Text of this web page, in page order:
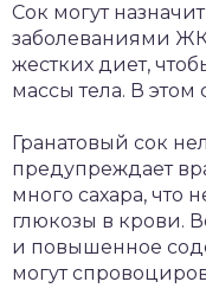
Сок могут
заболеваниями
жестких диет,
массы тела. В этом
Гранатовый сок
предупреждает
много сахара, что
глюкозы в крови.
и повышенное
могут